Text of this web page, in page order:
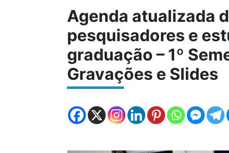
Agenda atualizada
pesquisadores e
graduação – 1º
Gravações e Slides